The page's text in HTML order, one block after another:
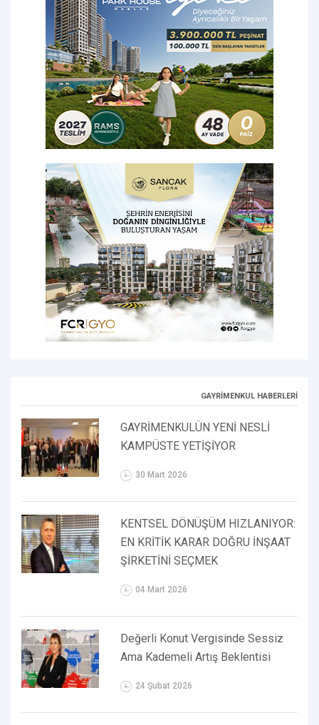
GAYRİMENKUL HABERLERİ
GAYRİMENKULÜN YENİ NESLİ
KAMPÜSTE YETİŞİYOR
30 Mart 2026
KENTSEL DÖNÜŞÜM HIZLANIYOR:
EN KRİTİK KARAR DOĞRU İNŞAAT
ŞİRKETİNİ SEÇMEK
04 Mart 2026
Değerli Konut Vergisinde Sessiz
Ama Kademeli Artış Beklentisi
24 Şubat 2026